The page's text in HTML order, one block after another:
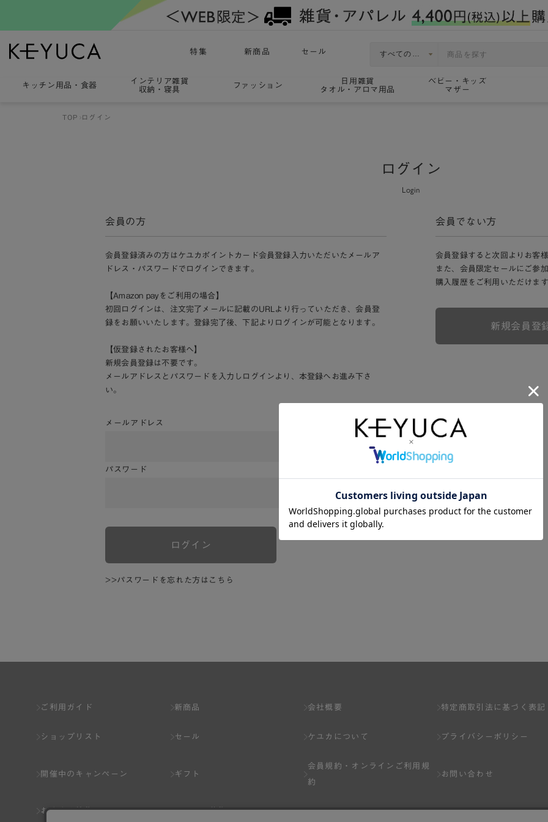
特集 新商品 セール
キッチン用品 ・ 食器
インテリア雑貨
収納・寝具
ファッション
日用雑貨
タオル・アロマ用品
ベビー・キッズ
マザー
TOP ログイン
ログイン
Login
会員の方
会員登録済みの方はケユカポイントカード会員登録入力いただいたメールア
ドレス・パスワードでログインできます。
【Amazon payをご利用の場合】
初回ログインは、注文完了メールに記載のURLより行っていただき、会員登
録をお願いいたします。登録完了後、下記よりログインが可能となります。
【仮登録されたお客様へ】
新規会員登録は不要です。
メールアドレスとパスワードを入力しログインより、本登録へお進み下さ
い。
メールアドレス
パスワード
ログイン
>>パスワードを忘れた方はこちら
会員でない方
会員登録すると次回よりお客
また、会員限定セールにご参
購入履歴をご利用いただけま
新規会員登
ご利用ガイド
ショップリスト
開催中のキャンペーン
おすすめ特集
新商品
セール
ギフト
スタッフ募集
会社概要
ケユカについて
会員規約・
オンラインご利用規
約
Q&A
特定商取引法に基づく表記
プライバシーポリシー
お問い合わせ